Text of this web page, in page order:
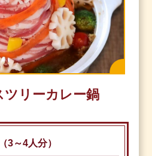
ツリーカレー鍋
3～4人分）